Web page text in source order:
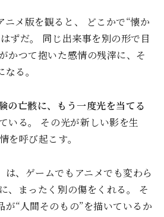
ニメ版を観ると、 どこかで“懐か
ずだ。 同じ出来事を別の形で目
かつて抱いた感情の残滓に、そ
る。
験の亡骸に、もう一度光を当てる
いる。 その光が新しい影を生
を呼び起こす。
は、ゲームでもアニメでも変わら
、まったく別の傷をくれる。 そ
“人間そのもの”を描いているか